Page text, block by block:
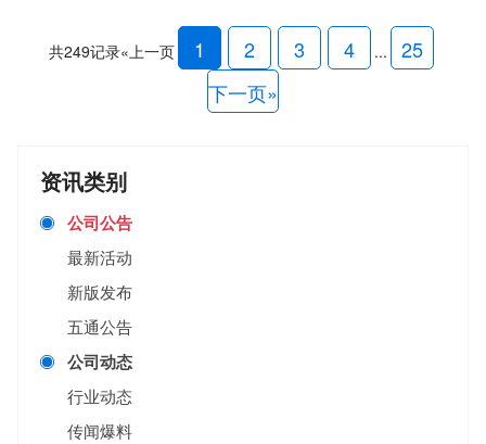
共249记录«上一页 1 2 3 4 ...
25
下一页»
资讯类别
公司公告
最新活动
新版发布
五通公告
公司动态
行业动态
传闻爆料